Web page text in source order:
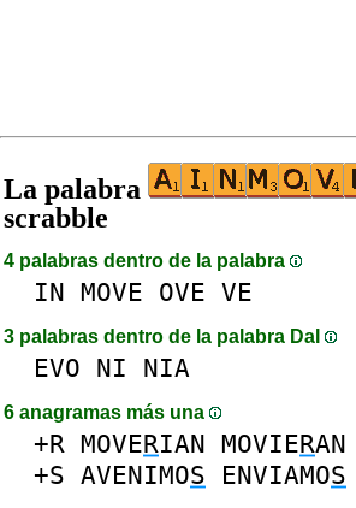
La palabra
scrabble
4 palabras dentro de la palabra
IN MOVE OVE VE
3 palabras dentro de la palabra DaI
EVO NI NIA
6 anagramas más una
+R MOVERIAN MOVIERAN
+S AVENIMOS ENVIAMOS